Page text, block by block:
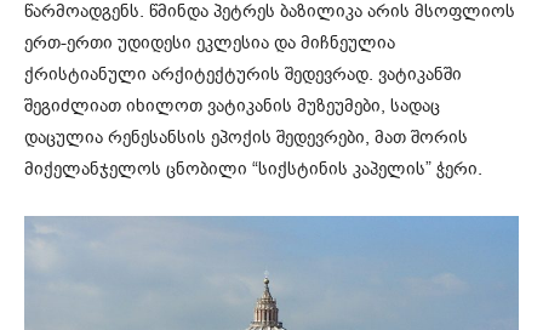
წარმოადგენს. წმინდა პეტრეს ბაზილიკა არის მსოფლიოს
ერთ-ერთი უდიდესი ეკლესია და მიჩნეულია
ქრისტიანული არქიტექტურის შედევრად. ვატიკანში
შეგიძლიათ იხილოთ ვატიკანის მუზეუმები, სადაც
დაცულია რენესანსის ეპოქის შედევრები, მათ შორის
მიქელანჯელოს ცნობილი “სიქსტინის კაპელის” ჭერი.